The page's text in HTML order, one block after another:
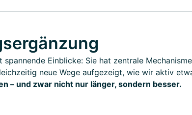
Einblicke: Sie hat zentrale
neue Wege aufgezeigt, wie wir aktiv
– und zwar nicht nur länger, sondern besser.